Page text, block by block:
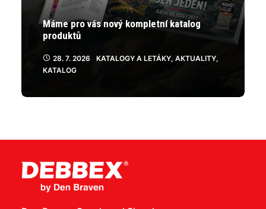
Máme pro vás nový kompletní katalog
produktů
28. 7. 2026 KATALOGY A LETÁKY, AKTUALITY,
KATALOG